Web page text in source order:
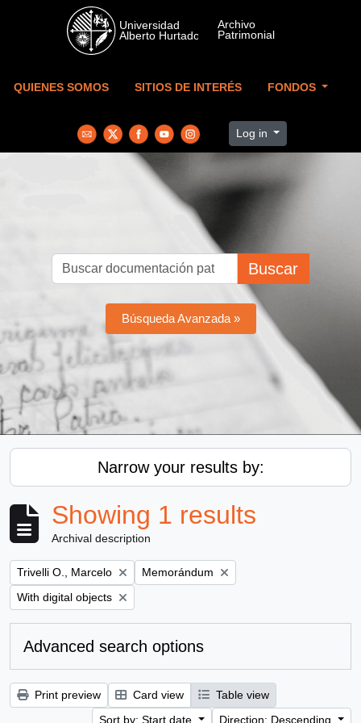
Skip to main content
QUIENES SOMOS SITIOS DE INTERÉS FONDOS
Log in
Buscar
Búsqueda Avanzada »
Narrow your results by:
Showing 1 results
Archival description
Remove filter:
Trivelli O., Marcelo Remove filter:
Memorándum
Remove filter:
With digital objects
Advanced search options
Print preview Card view
Table view
Sort by: Start date
Direction: Descending